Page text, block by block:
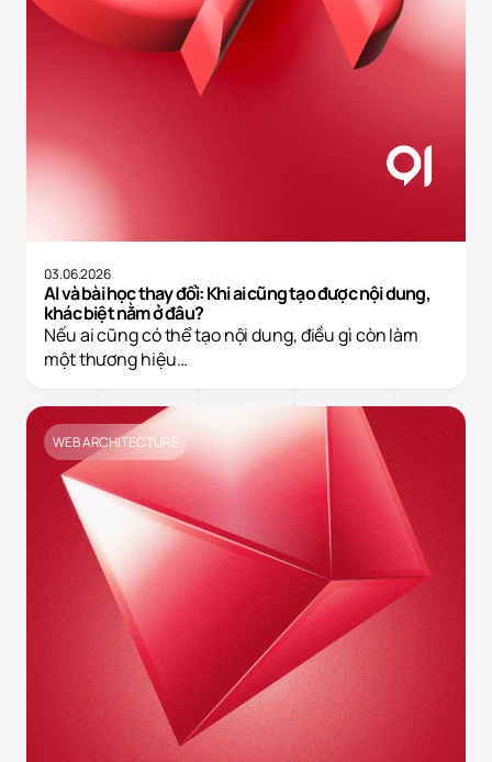
03.06.2026
AI và bài học thay đổi: Khi ai cũng tạo được nội dung,
khác biệt nằm ở đâu?
Nếu ai cũng có thể tạo nội dung, điều gì còn làm
một thương hiệu…
WEB ARCHITECTURE